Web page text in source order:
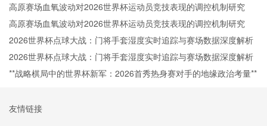
高原赛场血氧波动对2026世界杯运动员竞技表现的调控机制研究
高原赛场血氧波动对2026世界杯运动员竞技表现的调控机制研究
2026世界杯点球大战：门将手套湿度实时追踪与赛场数据深度解析
2026世界杯点球大战：门将手套湿度实时追踪与赛场数据深度解析
**战略棋局中的世界杯新军：2026首秀热身赛对手的地缘政治考量**
友情链接